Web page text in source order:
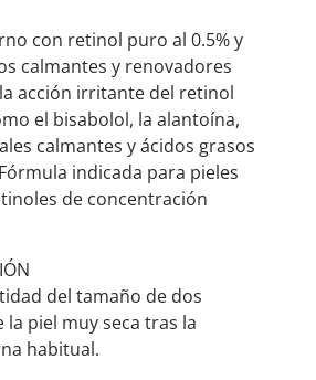
con retinol puro al 0.5% y
calmantes y renovadores
acción irritante del retinol
el bisabolol, la alantoína,
calmantes y ácidos grasos
indicada para pieles
de concentración
del tamaño de dos
la piel muy seca tras la
habitual.